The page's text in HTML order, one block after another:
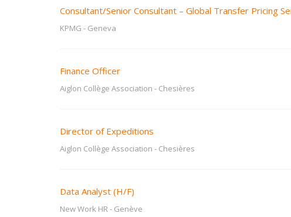
Consultant/Senior Consultant – Global Transfer Pricing
KPMG - Geneva
Finance Officer
Aiglon Collège Association - Chesières
Director of Expeditions
Aiglon Collège Association - Chesières
Data Analyst (H/F)
New Work HR- Genève